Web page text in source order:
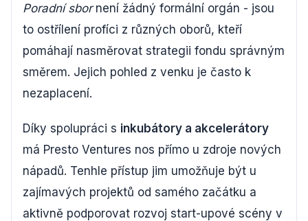
Poradní sbornení žádný formální orgán - jsou
to ostřílení profíci z různých oborů, kteří
pomáhají nasměrovat strategii fondu správným
směrem. Jejich pohled z venku je často k
nezaplacení.
Díky spolupráci s inkubátory a akcelerátory
má Presto Ventures nos přímo u zdroje nových
nápadů. Tenhle přístup jim umožňuje být u
zajímavých projektů od samého začátku a
aktivně podporovat rozvoj start-upové scény v